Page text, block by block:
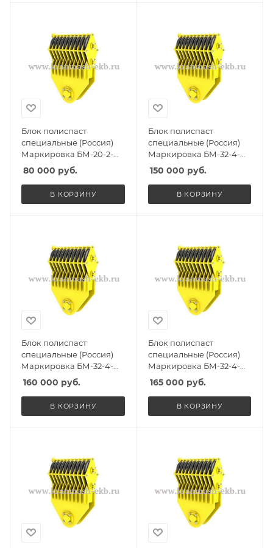
Блок полиспаст
специальные (Россия)
Маркировка БМ-20-2-
ССО, Масса 285кг,
Количество роликов 2, Г/
п 15т
80 000 руб.
В КОРЗИНУ
Блок полиспаст
специальные (Россия)
Маркировка БМ-32-4-
ПУ, Масса 300кг,
Количество роликов 4, Г/
п 26,5т
150 000 руб.
В КОРЗИНУ
Блок полиспаст
специальные (Россия)
Маркировка БМ-32-4-
СГО, Масса 310кг,
Количество роликов 4, Г/
п 26,5т
160 000 руб.
В КОРЗИНУ
Блок полиспаст
специальные (Россия)
Маркировка БМ-32-4-
ССО, Масса 310кг,
Количество роликов 4, Г/
п 26,5т
165 000 руб.
В КОРЗИНУ